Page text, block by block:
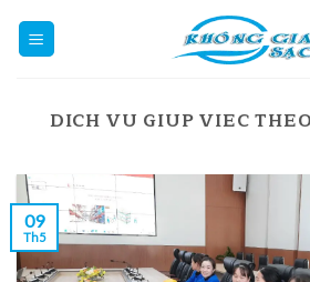
DICH VU GIUP VIEC
09
Th5